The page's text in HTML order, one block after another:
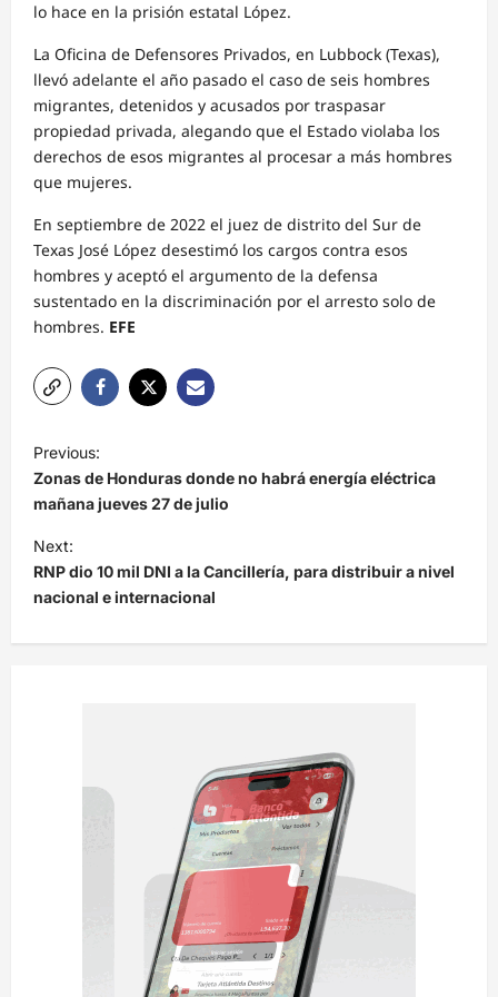
lo hace en la prisión estatal López.
La Oficina de Defensores Privados, en Lubbock (Texas),
llevó adelante el año pasado el caso de seis hombres
migrantes, detenidos y acusados por traspasar
propiedad privada, alegando que el Estado violaba los
derechos de esos migrantes al procesar a más hombres
que mujeres.
En septiembre de 2022 el juez de distrito del Sur de
Texas José López desestimó los cargos contra esos
hombres y aceptó el argumento de la defensa
sustentado en la discriminación por el arresto solo de
hombres. EFE
a
v
e
g
a
c
Previous:
Zonas de Honduras donde no habrá energía eléctrica
mañana jueves 27 de julio
Next:
RNP dio 10 mil DNI a la Cancillería, para distribuir a nivel
nacional e internacional